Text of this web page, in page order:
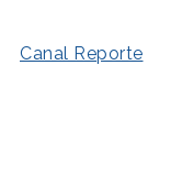
Canal Reporte